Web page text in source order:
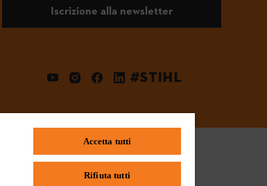
Iscrizione alla newsletter
#STIHL
Accetta tutti
Rifiuta tutti